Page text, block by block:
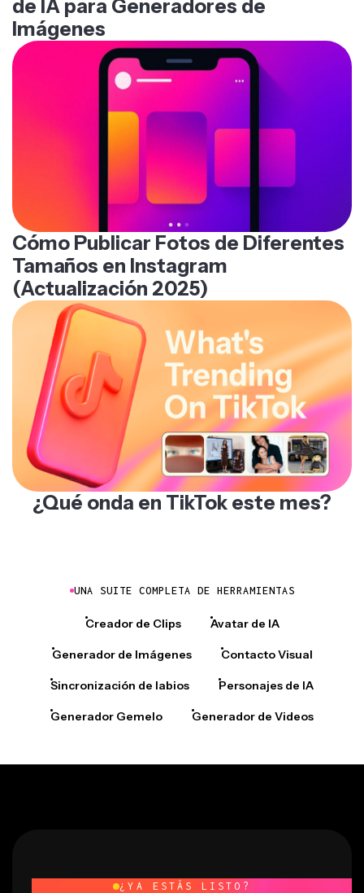
de IA para Generadores de
Imágenes
Cómo Publicar Fotos de Diferentes
Tamaños en Instagram
(Actualización 2025)
¿Qué onda en TikTok este mes?
UNA SUITE COMPLETA DE HERRAMIENTAS
Creador de Clips Avatar de IA
Generador de Imágenes Contacto Visual
Sincronización de labios Personajes de IA
Generador Gemelo Generador de Videos
¿YA ESTÁS LISTO?